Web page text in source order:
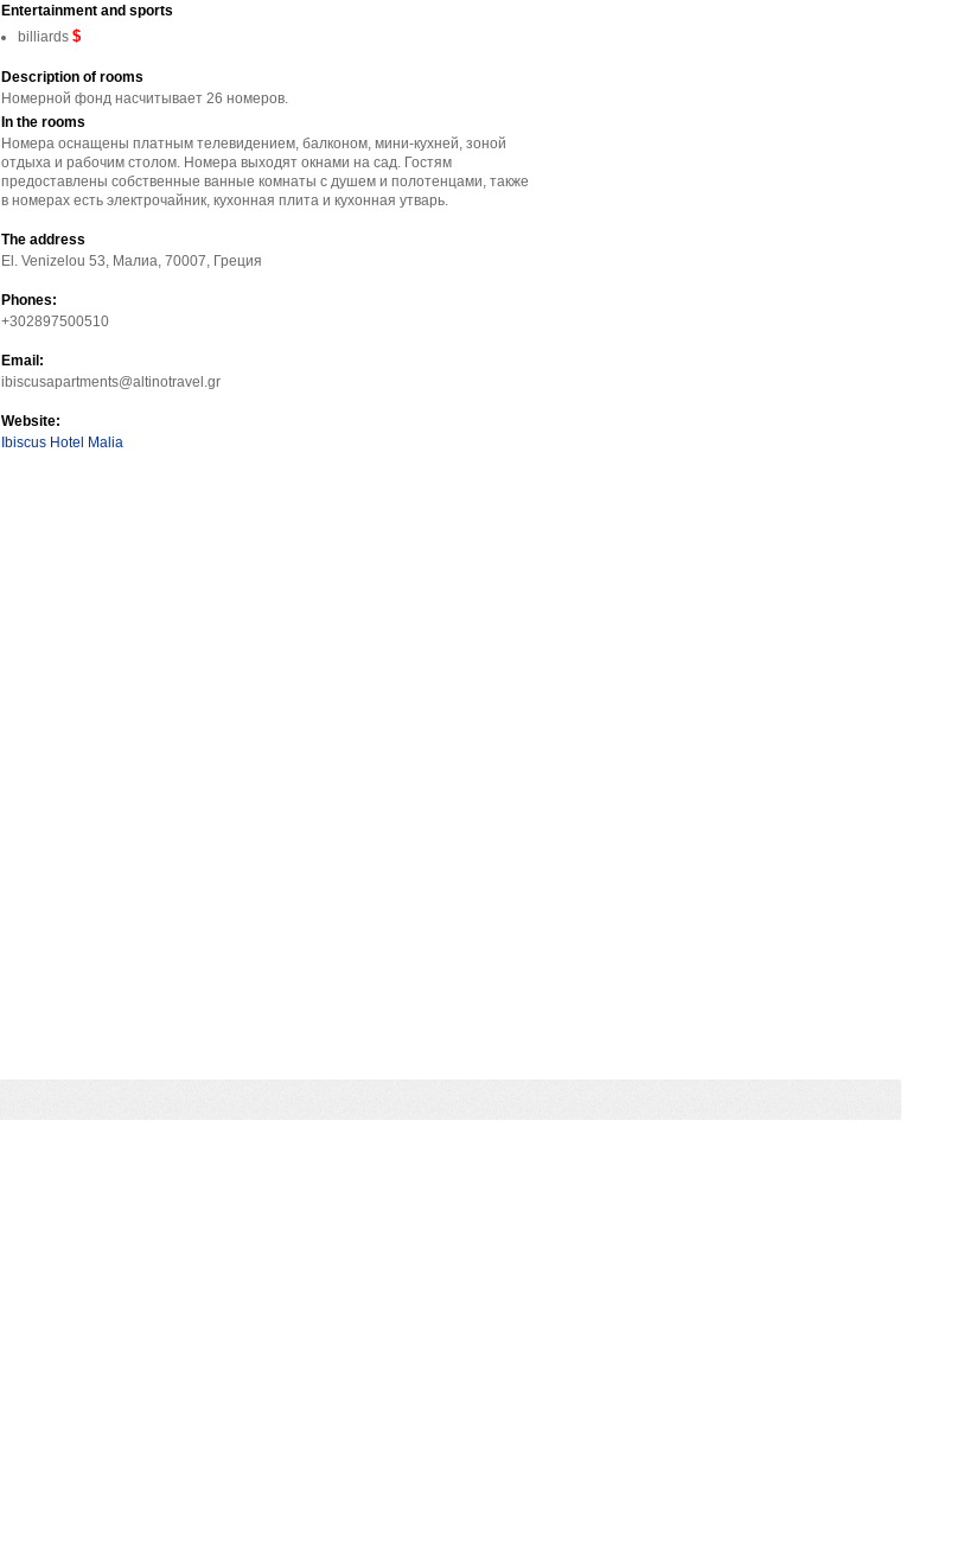
Entertainment and sports
billiards $
Description of rooms
Номерной фонд насчитывает 26 номеров.
In the rooms
Номера оснащены платным телевидением, балконом, мини-кухней, зоной
отдыха и рабочим столом. Номера выходят окнами на сад. Гостям
предоставлены собственные ванные комнаты с душем и полотенцами, также
в номерах есть электрочайник, кухонная плита и кухонная утварь.
The address
El. Venizelou 53, Малиа, 70007, Греция
Phones:
+302897500510
Email:
ibiscusapartments@altinotravel.gr
Website:
Ibiscus Hotel Malia